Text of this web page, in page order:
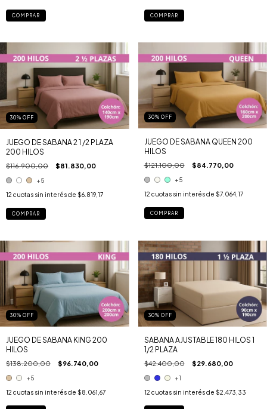
COMPRAR COMPRAR
30% OFF
JUEGO DE SABANA 2 1 /2 PLAZA
200 HILOS
$116.900,00 $81.830,00
+5
12 cuotas sin interés de $6.819,17
COMPRAR
30% OFF
JUEGO DE SABANA QUEEN 200
HILOS
$121.100,00 $84.770,00
+5
12 cuotas sin interés de $7.064,17
COMPRAR
30% OFF
JUEGO DE SABANA KING 200
HILOS
$138.200,00 $96.740,00
+5
12 cuotas sin interés de $8.061,67
30% OFF
SABANA AJUSTABLE 180 HILOS 1
1/2 PLAZA
$42.400,00 $29.680,00
+1
12 cuotas sin interés de $2.473,33